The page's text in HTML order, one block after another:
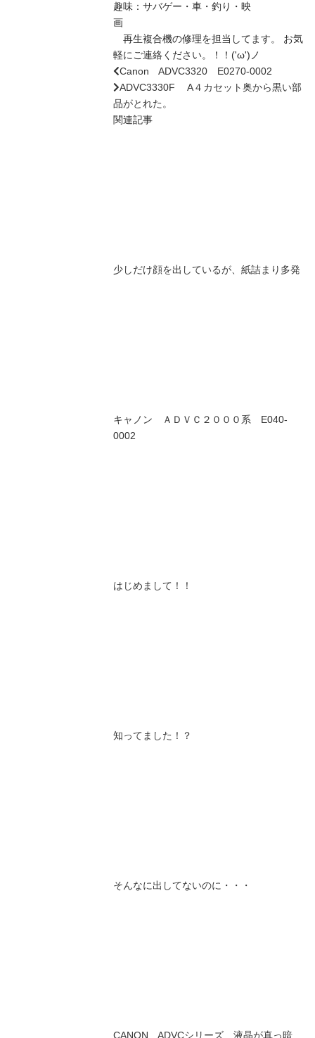
趣味：サバゲー・車・釣り・映
再生複合機の修理を担当してます。 お気
軽にご連絡ください。！！('ω')ノ
Canon ADVC3320 E0270-0002
ADVC3330F A４カセット奥から黒い部
品がとれた。
関連記事
少しだけ顔を出しているが、紙詰まり多発
キャノン ＡＤＶＣ２０００系 E040-
0002
はじめまして！！
知ってました！？
そんなに出してないのに・・・
CANON ADVCシリーズ 液晶が真っ暗